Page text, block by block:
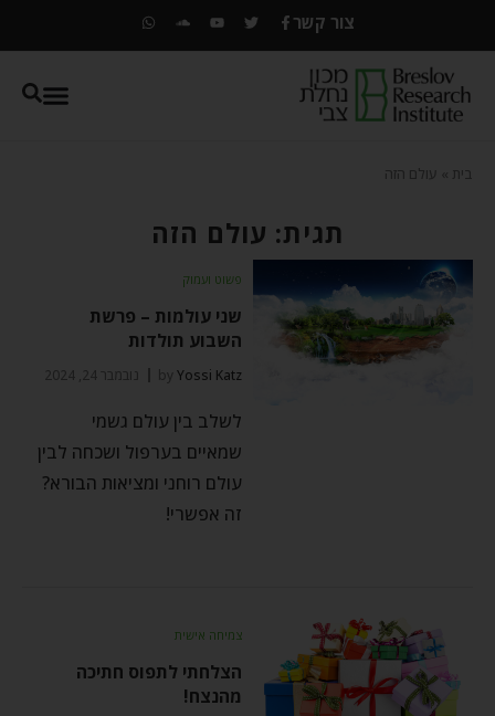
צור קשר
בית עולם הזה
תגית: עולם הזה
פשוט ועמוק
שני עולמות – פרשת
השבוע תולדות
byYossi Katz נובמבר 24, 2024
לשלב בין עולם גשמי
שמאיים בערפול ושכחה לבין
עולם רוחני ומציאות הבורא?
זה אפשרי!
צמיחה אישית
הצלחתי לתפוס חתיכה
מהנצח!